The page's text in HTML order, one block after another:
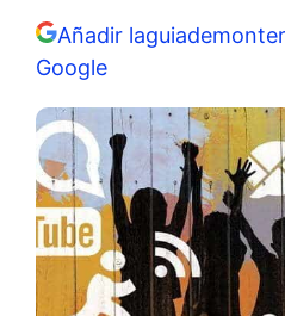
Añadir
Google